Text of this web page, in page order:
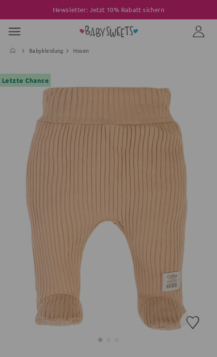
Newsletter: Jetzt 10% Rabatt sichern
Babykleidung Hosen
Letzte Chance